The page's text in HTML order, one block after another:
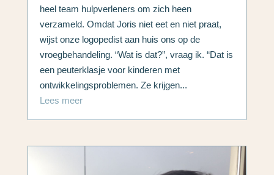
heel team hulpverleners om zich heen
verzameld. Omdat Joris niet eet en niet praat,
wijst onze logopedist aan huis ons op de
vroegbehandeling. “Wat is dat?”, vraag ik. “Dat is
een peuterklasje voor kinderen met
ontwikkelingsproblemen. Ze krijgen...
Lees meer